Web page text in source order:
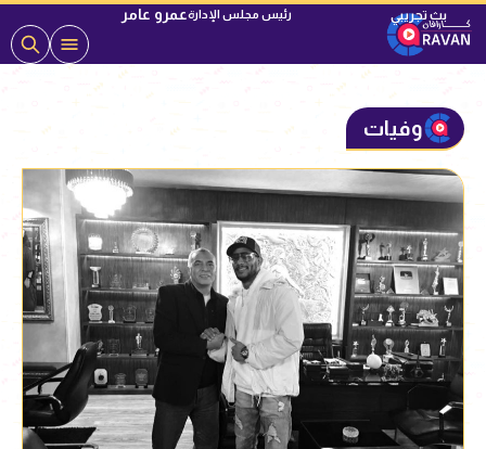
رئيس مجلس الإدارةعمرو عامر
وفيات